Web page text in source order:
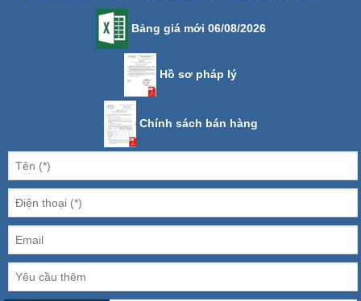
Bảng giá mới 06/08/2026
Hồ sơ pháp lý
Chính sách bán hàng